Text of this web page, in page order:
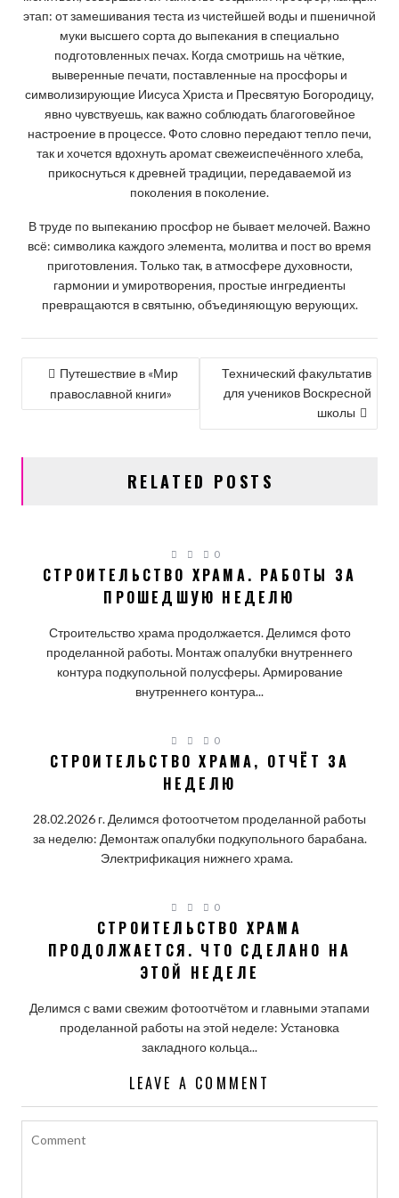
этап: от замешивания теста из чистейшей воды и пшеничной
муки высшего сорта до выпекания в специально
подготовленных печах. Когда смотришь на чёткие,
выверенные печати, поставленные на просфоры и
символизирующие Иисуса Христа и Пресвятую Богородицу,
явно чувствуешь, как важно соблюдать благоговейное
настроение в процессе. Фото словно передают тепло печи,
так и хочется вдохнуть аромат свежеиспечённого хлеба,
прикоснуться к древней традиции, передаваемой из
поколения в поколение.
В труде по выпеканию просфор не бывает мелочей. Важно
всё: символика каждого элемента, молитва и пост во время
приготовления. Только так, в атмосфере духовности,
гармонии и умиротворения, простые ингредиенты
превращаются в святыню, объединяющую верующих.
НАВИГАЦИЯ
Путешествие в «Мир
православной книги»
Технический факультатив
для учеников Воскресной
школы
RELATED POSTS
0
СТРОИТЕЛЬСТВО ХРАМА. РАБОТЫ ЗА
ПРОШЕДШУЮ НЕДЕЛЮ
Строительство храма продолжается. Делимся фото
проделанной работы. Монтаж опалубки внутреннего
контура подкупольной полусферы. Армирование
внутреннего контура...
0
СТРОИТЕЛЬСТВО ХРАМА, ОТЧЁТ ЗА
НЕДЕЛЮ
28.02.2026 г. Делимся фотоотчетом проделанной работы
за неделю: Демонтаж опалубки подкупольного барабана.
Электрификация нижнего храма.
0
СТРОИТЕЛЬСТВО ХРАМА
ПРОДОЛЖАЕТСЯ. ЧТО СДЕЛАНО НА
ЭТОЙ НЕДЕЛЕ
Делимся с вами свежим фотоотчётом и главными этапами
проделанной работы на этой неделе: Установка
закладного кольца...
LEAVE A COMMENT